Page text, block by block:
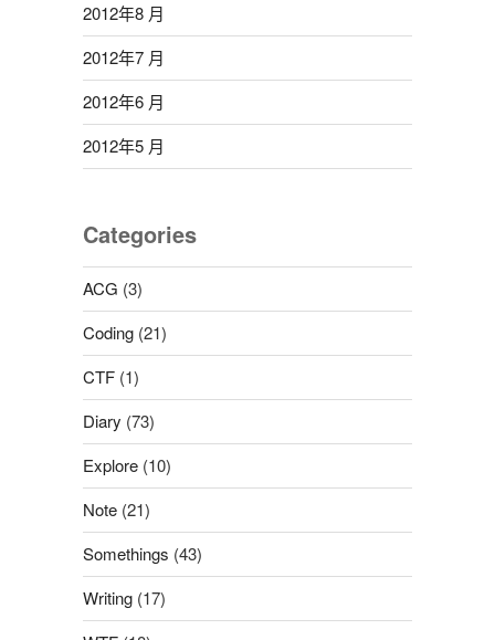
2012年8 月
2012年7 月
2012年6 月
2012年5 月
Categories
ACG (3)
Coding(21)
CTF(1)
Diary (73)
Explore(10)
Note(21)
Somethings (43)
Writing(17)